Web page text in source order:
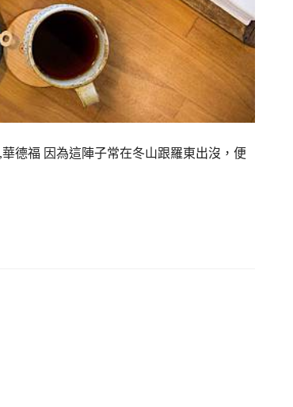
德福 因為這陣子常在冬山跟羅東出沒，便